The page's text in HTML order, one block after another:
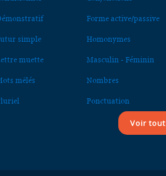
Forme active/passive
simple Homonymes
muette Masculin - Féminin
mêlés Nombres
Ponctuation
Voir tout